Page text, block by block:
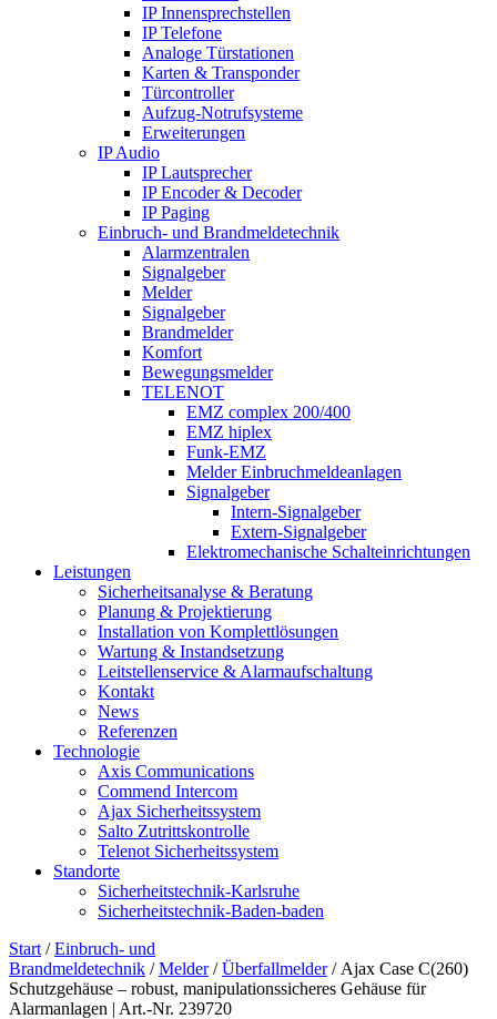
IP Innensprechstellen
IP Telefone
Analoge Türstationen
Karten & Transponder
Türcontroller
Aufzug-Notrufsysteme
Erweiterungen
IP Audio
IP Lautsprecher
IP Encoder & Decoder
IP Paging
Einbruch- und Brandmeldetechnik
Alarmzentralen
Signalgeber
Melder
Signalgeber
Brandmelder
Komfort
Bewegungsmelder
TELENOT
EMZ complex 200/400
EMZ hiplex
Funk-EMZ
Melder Einbruchmeldeanlagen
Signalgeber
Intern-Signalgeber
Extern-Signalgeber
Elektromechanische Schalteinrichtungen
Leistungen
Sicherheitsanalyse & Beratung
Planung & Projektierung​
Installation von Komplettlösungen
Wartung & Instandsetzung
Leitstellenservice & Alarmaufschaltung
Kontakt
News
Referenzen
Technologie
Axis Communications
Commend Intercom
Ajax Sicherheitssystem​
Salto Zutrittskontrolle
Telenot Sicherheitssystem
Standorte
Sicherheitstechnik-Karlsruhe
Sicherheitstechnik-Baden-baden
Start /Einbruch- und
Brandmeldetechnik /Melder/Überfallmelder/ Ajax Case C(260)
Schutzgehäuse – robust, manipulationssicheres Gehäuse für
Alarmanlagen | Art.-Nr. 239720